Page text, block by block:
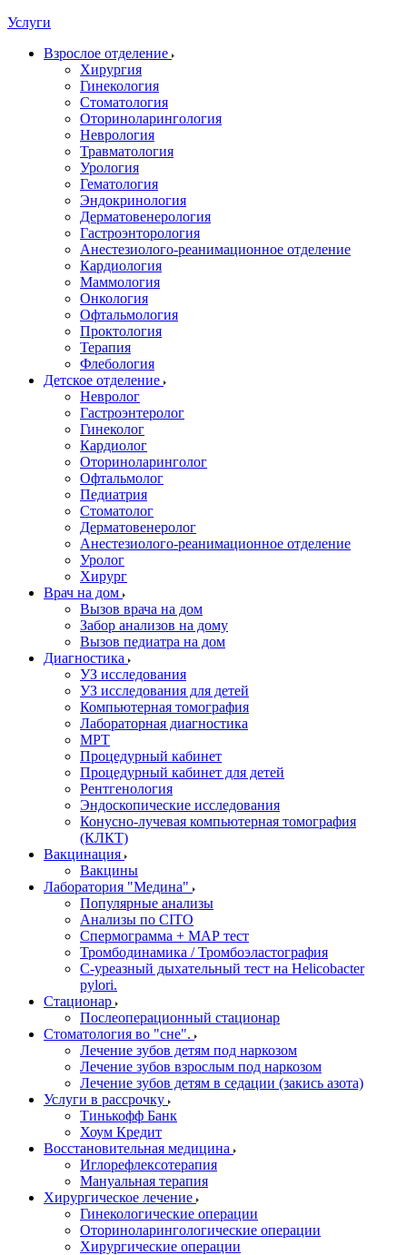
Услуги
Взрослое отделение
Хирургия
Гинекология
Стоматология
Оториноларингология
Неврология
Травматология
Урология
Гематология
Эндокринология
Дерматовенерология
Гастроэнторология
Анестезиолого-реанимационное отделение
Кардиология
Маммология
Онкология
Офтальмология
Проктология
Терапия
Флебология
Детское отделение
Невролог
Гастроэнтеролог
Гинеколог
Кардиолог
Оториноларинголог
Офтальмолог
Педиатрия
Стоматолог
Дерматовенеролог
Анестезиолого-реанимационное отделение
Уролог
Хирург
Врач на дом
Вызов врача на дом
Забор анализов на дому
Вызов педиатра на дом
Диагностика
УЗ исследования
УЗ исследования для детей
Компьютерная томография
Лабораторная диагностика
МРТ
Процедурный кабинет
Процедурный кабинет для детей
Рентгенология
Эндоскопические исследования
Конусно-лучевая компьютерная томография
(КЛКТ)
Вакцинация
Вакцины
Лаборатория "Медина"
Популярные анализы
Анализы по CITO
Спермограмма + МАР тест
Тромбодинамика / Тромбоэластография
С-уреазный дыхательный тест на Helicobacter
pylori.
Стационар
Послеоперационный стационар
Стоматология во "сне".
Лечение зубов детям под наркозом
Лечение зубов взрослым под наркозом
Лечение зубов детям в седации (закись азота)
Услуги в рассрочку
Тинькофф Банк
Хоум Кредит
Восстановительная медицина
Иглорефлексотерапия
Мануальная терапия
Хирургическое лечение
Гинекологические операции
Оториноларингологические операции
Хирургические операции